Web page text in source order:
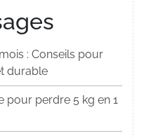
: Conseils pour
durable
pour perdre 5 kg en 1